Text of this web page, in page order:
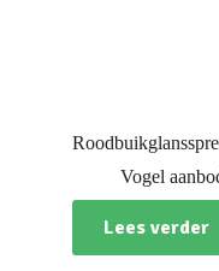
Vogel
Lees verder